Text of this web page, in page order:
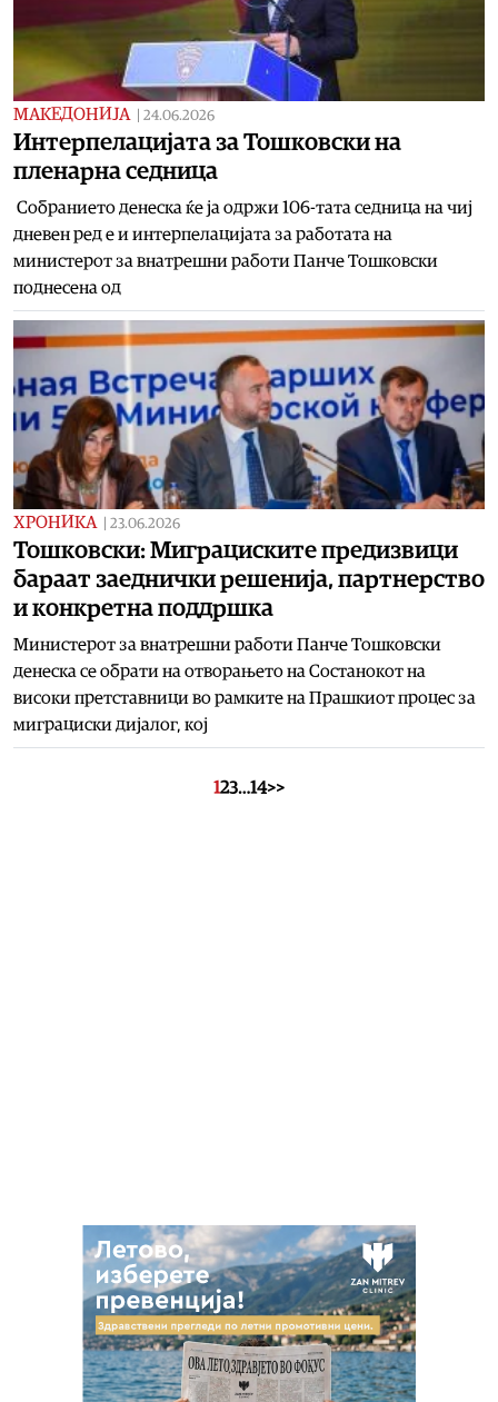
МАКЕДОНИЈА 24.06.2026
Интерпелацијата за Тошковски на
пленарна седница
Собранието денеска ќе ја одржи 106-тата седница на чиј
дневен ред е и интерпелацијата за работата на
министерот за внатрешни работи Панче Тошковски
поднесена од
ХРОНИКА 23.06.2026
Тошковски: Миграциските предизвици
бараат заеднички решенија, партнерство
и конкретна поддршка
Министерот за внатрешни работи Панче Тошковски
денеска се обрати на отворањето на Состанокот на
високи претставници во рамките на Прашкиот процес за
миграциски дијалог, кој
123…14>>